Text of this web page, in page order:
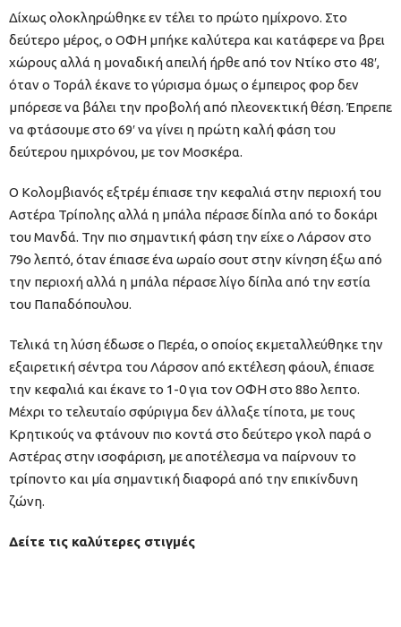
Δίχως ολοκληρώθηκε εν τέλει το πρώτο ημίχρονο. Στο
δεύτερο μέρος, ο ΟΦΗ μπήκε καλύτερα και κατάφερε να βρει
χώρους αλλά η μοναδική απειλή ήρθε από τον Ντίκο στο 48′,
όταν ο Τοράλ έκανε το γύρισμα όμως ο έμπειρος φορ δεν
μπόρεσε να βάλει την προβολή από πλεονεκτική θέση. Έπρεπε
να φτάσουμε στο 69′ να γίνει η πρώτη καλή φάση του
δεύτερου ημιχρόνου, με τον Μοσκέρα.
Ο Κολομβιανός εξτρέμ έπιασε την κεφαλιά στην περιοχή του
Αστέρα Τρίπολης αλλά η μπάλα πέρασε δίπλα από το δοκάρι
του Μανδά. Την πιο σημαντική φάση την είχε ο Λάρσον στο
79ο λεπτό, όταν έπιασε ένα ωραίο σουτ στην κίνηση έξω από
την περιοχή αλλά η μπάλα πέρασε λίγο δίπλα από την εστία
του Παπαδόπουλου.
Τελικά τη λύση έδωσε ο Περέα, ο οποίος εκμεταλλεύθηκε την
εξαιρετική σέντρα του Λάρσον από εκτέλεση φάουλ, έπιασε
την κεφαλιά και έκανε το 1-0 για τον ΟΦΗ στο 88ο λεπτο.
Μέχρι το τελευταίο σφύριγμα δεν άλλαξε τίποτα, με τους
Κρητικούς να φτάνουν πιο κοντά στο δεύτερο γκολ παρά ο
Αστέρας στην ισοφάριση, με αποτέλεσμα να παίρνουν το
τρίποντο και μία σημαντική διαφορά από την επικίνδυνη
ζώνη.
Δείτε τις καλύτερες στιγμές